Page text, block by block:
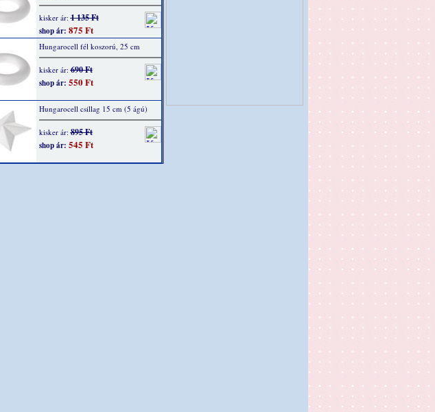
kisker ár:1 135 Ft
shop ár: 875 Ft
Hungarocell fél koszorú, 25 cm
kisker ár:690 Ft
shop ár: 550 Ft
Hungarocell csillag 15 cm (5 ágú)
kisker ár:895 Ft
shop ár: 545 Ft